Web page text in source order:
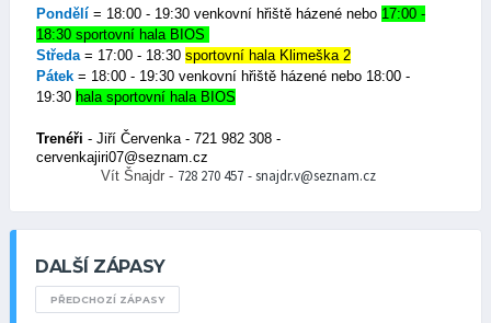
Pondělí = 18:00 - 19:30 venkovní hřiště házené nebo 17:00 -
18:30 sportovní hala BIOS
Středa= 17:00 - 18:30 sportovní hala Klimeška 2
Pátek = 18:00 - 19:30 venkovní hřiště házené nebo 18:00 -
19:30 hala sportovní hala BIOS
Trenéři - Jiří Červenka - 721 982 308 -
cervenkajiri07@seznam.cz
Vít Šnajdr - 728 270 457 -snajdr.v@seznam.cz
DALŠÍ ZÁPASY
PŘEDCHOZÍ ZÁPASY